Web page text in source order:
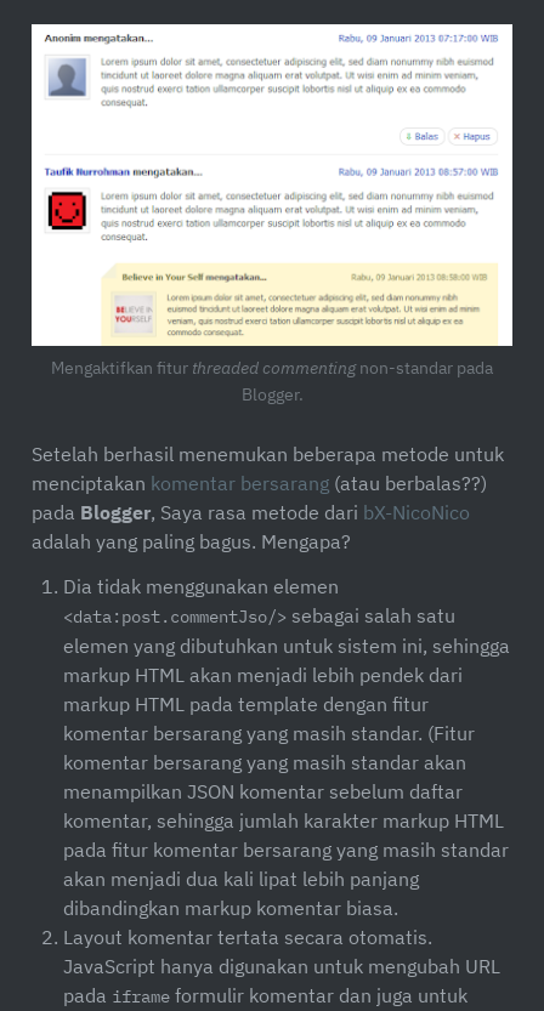
Mengaktifkan fitur threaded commentingnon-standar pada
Blogger.
Setelah berhasil menemukan beberapa metode untuk
menciptakan komentar bersarang (atau berbalas??)
pada Blogger, Saya rasa metode dari bX-NicoNico
adalah yang paling bagus. Mengapa?
Dia tidak menggunakan elemen
<data:post.commentJso/> sebagai salah satu
elemen yang dibutuhkan untuk sistem ini, sehingga
markup HTML akan menjadi lebih pendek dari
markup HTML pada template dengan fitur
komentar bersarang yang masih standar. (Fitur
komentar bersarang yang masih standar akan
menampilkan JSON komentar sebelum daftar
komentar, sehingga jumlah karakter markup HTML
pada fitur komentar bersarang yang masih standar
akan menjadi dua kali lipat lebih panjang
dibandingkan markup komentar biasa.
Layout komentar tertata secara otomatis.
JavaScript hanya digunakan untuk mengubah URL
pada iframe formulir komentar dan juga untuk